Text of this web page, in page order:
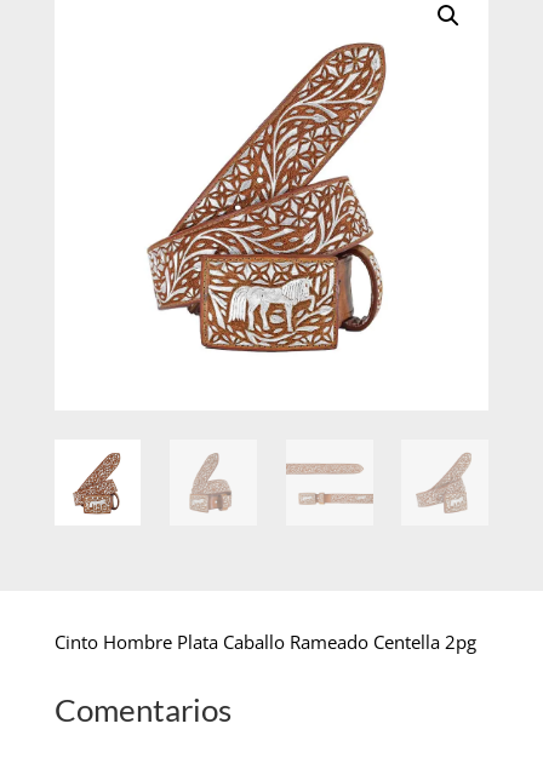
Cinto Hombre Plata Caballo Rameado Centella 2pg
Comentarios